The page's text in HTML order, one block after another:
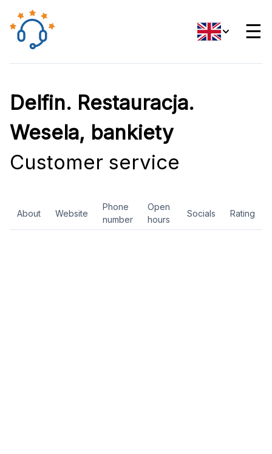
☰
Delfin. Restauracja.
Wesela, bankiety
Customer service
About Website
Phone
number
Open
hours
Socials Rating